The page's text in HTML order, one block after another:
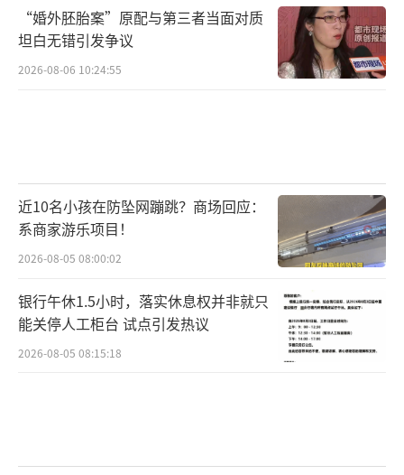
“婚外胚胎案”原配与第三者当面对质
坦白无错引发争议
2026-08-06 10:24:55
近10名小孩在防坠网蹦跳？商场回应：
系商家游乐项目！
2026-08-05 08:00:02
银行午休1.5小时，落实休息权并非就只
能关停人工柜台 试点引发热议
2026-08-05 08:15:18